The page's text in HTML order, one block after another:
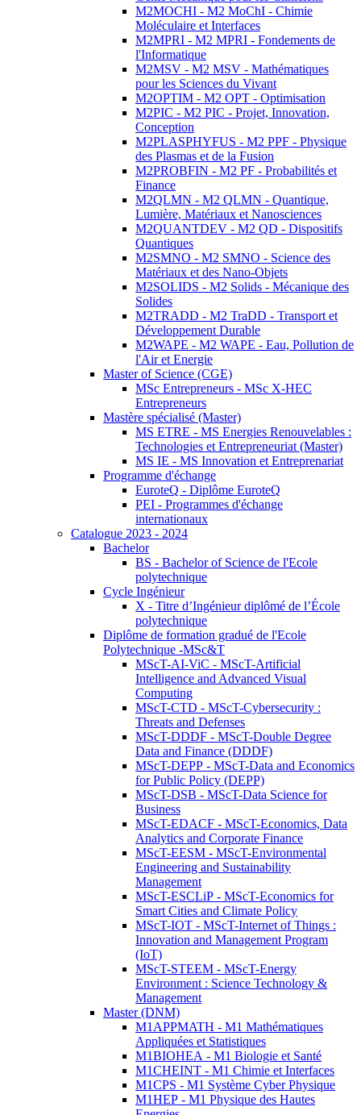
M2MOCHI - M2 MoChI - Chimie
Moléculaire et Interfaces
M2MPRI - M2 MPRI - Fondements de
l'Informatique
M2MSV - M2 MSV - Mathématiques
pour les Sciences du Vivant
M2OPTIM - M2 OPT - Optimisation
M2PIC - M2 PIC - Projet, Innovation,
Conception
M2PLASPHYFUS - M2 PPF - Physique
des Plasmas et de la Fusion
M2PROBFIN - M2 PF - Probabilités et
Finance
M2QLMN - M2 QLMN - Quantique,
Lumière, Matériaux et Nanosciences
M2QUANTDEV - M2 QD - Dispositifs
Quantiques
M2SMNO - M2 SMNO - Science des
Matériaux et des Nano-Objets
M2SOLIDS - M2 Solids - Mécanique des
Solides
M2TRADD - M2 TraDD - Transport et
Développement Durable
M2WAPE - M2 WAPE - Eau, Pollution de
l'Air et Energie
Master of Science (CGE)
MSc Entrepreneurs - MSc X-HEC
Entrepreneurs
Mastère spécialisé (Master)
MS ETRE - MS Energies Renouvelables :
Technologies et Entrepreneuriat (Master)
MS IE - MS Innovation et Entreprenariat
Programme d'échange
EuroteQ - Diplôme EuroteQ
PEI - Programmes d'échange
internationaux
Catalogue 2023 - 2024
Bachelor
BS - Bachelor of Science de l'Ecole
polytechnique
Cycle Ingénieur
X - Titre d’Ingénieur diplômé de l’École
polytechnique
Diplôme de formation gradué de l'Ecole
Polytechnique -MSc&T
MScT-AI-ViC - MScT-Artificial
Intelligence and Advanced Visual
Computing
MScT-CTD - MScT-Cybersecurity :
Threats and Defenses
MScT-DDDF - MScT-Double Degree
Data and Finance (DDDF)
MScT-DEPP - MScT-Data and Economics
for Public Policy (DEPP)
MScT-DSB - MScT-Data Science for
Business
MScT-EDACF - MScT-Economics, Data
Analytics and Corporate Finance
MScT-EESM - MScT-Environmental
Engineering and Sustainability
Management
MScT-ESCLiP - MScT-Economics for
Smart Cities and Climate Policy
MScT-IOT - MScT-Internet of Things :
Innovation and Management Program
(IoT)
MScT-STEEM - MScT-Energy
Environment : Science Technology &
Management
Master (DNM)
M1APPMATH - M1 Mathématiques
Appliquées et Statistiques
M1BIOHEA - M1 Biologie et Santé
M1CHEINT - M1 Chimie et Interfaces
M1CPS - M1 Système Cyber Physique
M1HEP - M1 Physique des Hautes